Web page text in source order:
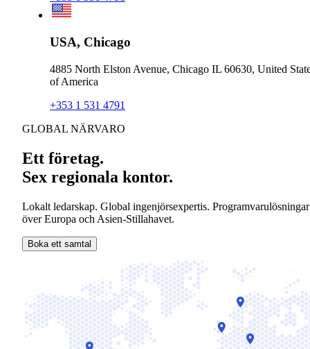
USA, Chicago
4885 North Elston Avenue, Chicago IL 60630, United
of America
+353 1 531 4791
GLOBAL NÄRVARO
Ett företag.
Sex regionala kontor.
Lokalt ledarskap. Global ingenjörsexpertis. Programvarulösningar
över Europa och Asien-Stillahavet.
Boka ett samtal